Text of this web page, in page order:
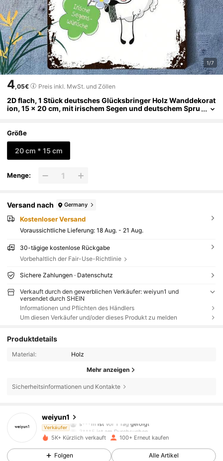
1/7
4,05€ Preis inkl. MwSt. und Zöllen
2D flach, 1 Stück deutsches Glücksbringer Holz Wanddekorat
ion, 15 x 20 cm, mit irischem Segen und deutschem Spru
Geschenk, ideal für Einweihungsparty, Deutschunterricht od
er Glücksbringer Kunst, 2D flaches Design.
Größe
20 cm * 15 cm
Menge:
Versand nach Germany
Kostenloser Versand
Voraussichtliche Lieferung: 18 Aug. - 21 Aug.
30-tägige kostenlose Rückgabe
Vorbehaltlich der Fair-Use-Richtlinie
Sichere Zahlungen · Datenschutz
Verkauft durch den gewerblichen Verkäufer: weiyun1 und
versendet durch SHEIN
Informationen und Pflichten des Händlers
Um diesen Verkäufer und/oder dieses Produkt zu melden
Produktdetails
Material: Holz
Mehr anzeigen
Sicherheitsinformationen und Kontakte
weiyun1
Verkäufer
3***5ist am Durchsuchen
4,78
46 Follower
5K+ Kürzlich verkauft 100+ Erneut kaufen
Folgen Alle Artikel